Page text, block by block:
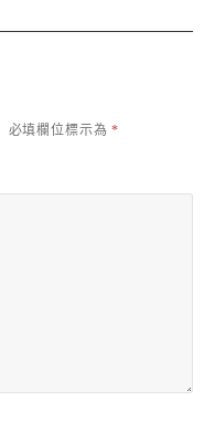
必填欄位標示為*